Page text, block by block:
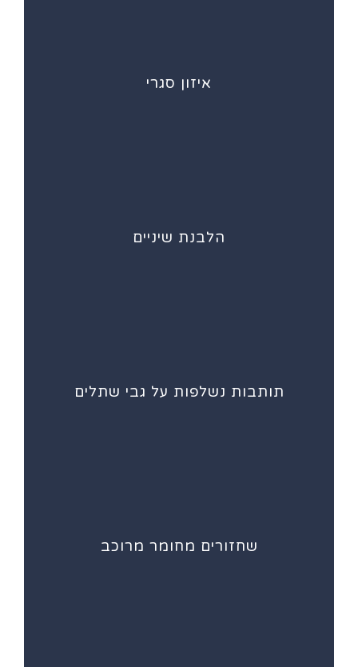
איזון סגרי
הלבנת שיניים
תותבות נשלפות על גבי שתלים
שחזורים מחומר מרוכב